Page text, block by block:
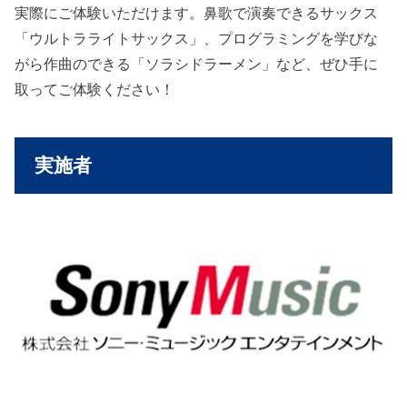
実際にご体験いただけます。鼻歌で演奏できるサックス
「ウルトラライトサックス」、プログラミングを学びな
がら作曲のできる「ソラシドラーメン」など、ぜひ手に
取ってご体験ください！
実施者